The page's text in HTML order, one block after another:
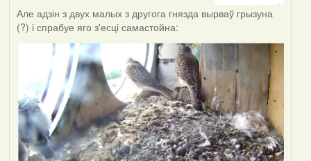
Але адзін з двух малых з другога гнязда вырваў грызуна
(?) і спрабуе яго з'есці самастойна: